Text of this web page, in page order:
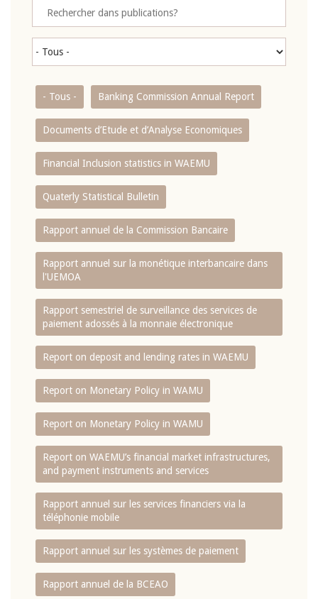
- Tous - Banking Commission Annual Report
Documents d’Etude et d’Analyse Economiques
Financial Inclusion statistics in WAEMU
Quaterly Statistical Bulletin
Rapport annuel de la Commission Bancaire
Rapport annuel sur la monétique interbancaire dans
l'UEMOA
Rapport semestriel de surveillance des services de
paiement adossés à la monnaie électronique
Report on deposit and lending rates in WAEMU
Report on Monetary Policy in WAMU
Report on Monetary Policy in WAMU
Report on WAEMU’s financial market infrastructures,
and payment instruments and services
Rapport annuel sur les services financiers via la
téléphonie mobile
Rapport annuel sur les systèmes de paiement
Rapport annuel de la BCEAO